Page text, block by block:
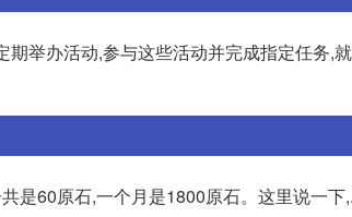
举办活动,参与这些活动并完成指定任务,
是60原石,一个月是1800原石。这里说一